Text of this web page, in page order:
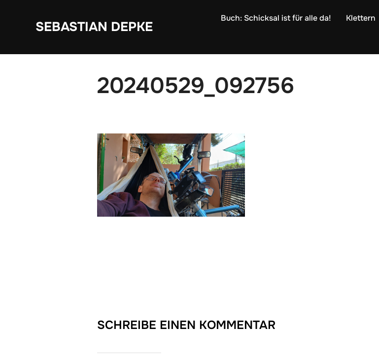
SEBASTIAN DEPKE
Buch: Schicksal ist für alle da! Klettern
20240529_092756
SCHREIBE EINEN KOMMENTAR